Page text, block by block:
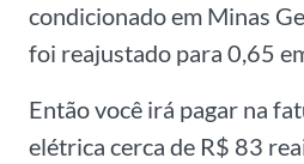
condicionado em Minas
foi reajustado para 0,65
Então você irá pagar na
elétrica cerca de R$ 83